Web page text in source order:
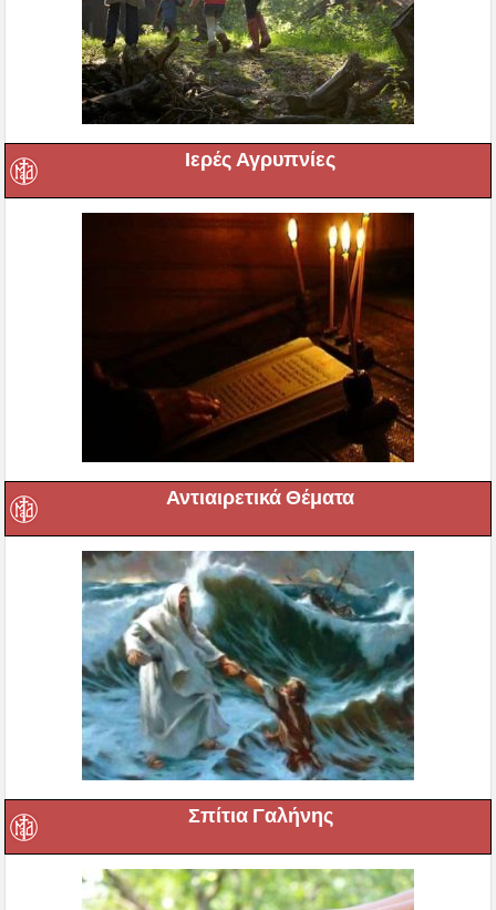
Ιερές Αγρυπνίες
Αντιαιρετικά Θέματα
Σπίτια Γαλήνης